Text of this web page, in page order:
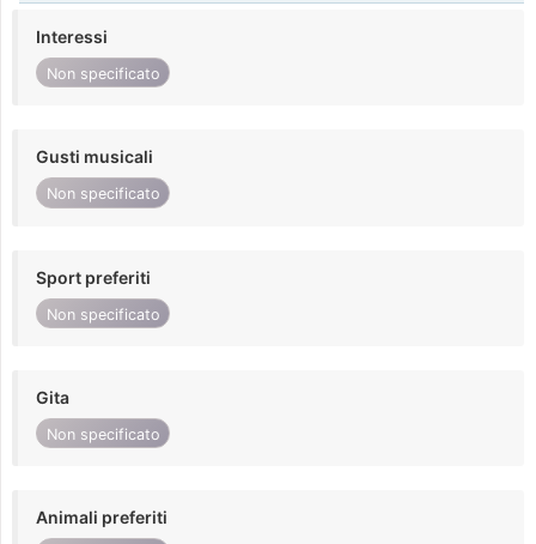
Interessi
Non specificato
Gusti musicali
Non specificato
Sport preferiti
Non specificato
Gita
Non specificato
Animali preferiti